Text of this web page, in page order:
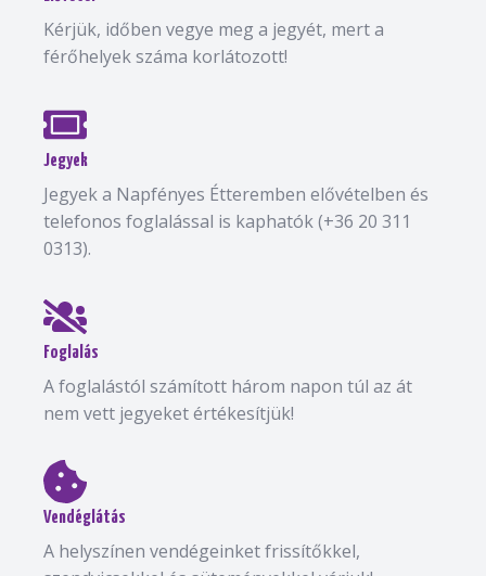
Kérjük, időben vegye meg a jegyét, mert a
férőhelyek száma korlátozott!
Jegyek
Jegyek a Napfényes Étteremben elővételben és
telefonos foglalással is kaphatók (+36 20 311
0313).
Foglalás
A foglalástól számított három napon túl az át
nem vett jegyeket értékesítjük!
Vendéglátás
A helyszínen vendégeinket frissítőkkel,